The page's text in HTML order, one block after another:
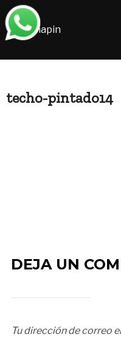
Saltar
al
contenido
techo-pintado14
DEJA UN
Tu dirección de correo